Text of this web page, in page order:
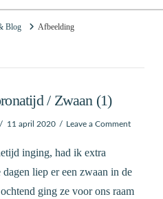
Blog Afbeelding
/ Zwaan (1)
11 april 2020 Leave a Comment
inging, had ik extra
liep er een zwaan in de
ging ze voor ons raam